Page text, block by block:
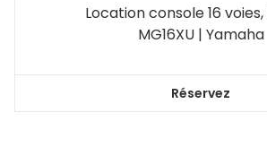
Location console 16 voies,
MG16XU | Yamaha
Réservez